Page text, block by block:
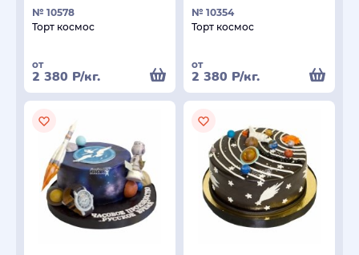
№ 10578
Торт космос
от
2 380 Р/кг.
№ 10354
Торт космос
от
2 380 Р/кг.